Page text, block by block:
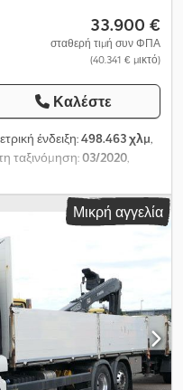
33.900 €
σταθερή τιμή συν ΦΠΑ
(40.341 € μικτό)
Καλέστε
ένδειξη:498.463 χλμ,
ταξινόμηση:03/2020,
έλεγχος (TÜV):07/2027,
, τύπος μετάδοσης:
6
ευστάθειας (ESP),
σύστημα
οχήματος: AV 006-24
για κινούμενο δάπεδο +
03.2020 * Euro 6d *
07/2027 * Έλεγχος
3.900 mm * Βάρος
Hyva * Ύψος σέλας:
Μικρή αγγελία